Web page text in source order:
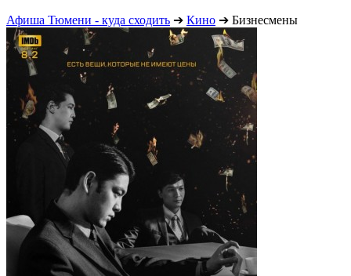
Афиша Тюмени - куда сходить ➔ Кино ➔ Бизнесмены